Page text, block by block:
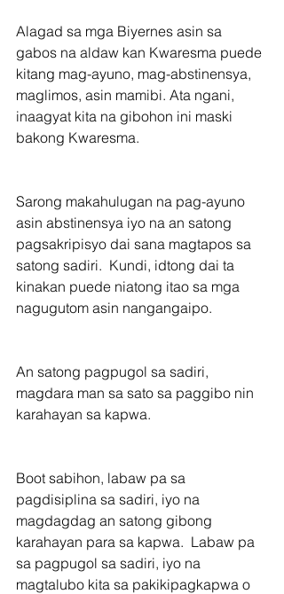
Alagad sa mga Biyernes asin sa
gabos na aldaw kan Kwaresma puede
kitang mag-ayuno, mag-abstinensya,
maglimos, asin mamibi. Ata ngani,
inaagyat kita na gibohon ini maski
bakong Kwaresma.
Sarong makahulugan na pag-ayuno
asin abstinensya iyo na an satong
pagsakripisyo dai sana magtapos sa
satong sadiri.  Kundi, idtong dai ta
kinakan puede niatong itao sa mga
nagugutom asin nangangaipo.
An satong pagpugol sa sadiri,
magdara man sa sato sa paggibo nin
karahayan sa kapwa.
Boot sabihon, labaw pa sa
pagdisiplina sa sadiri, iyo na
magdagdag an satong gibong
karahayan para sa kapwa.  Labaw pa
sa pagpugol sa sadiri, iyo na
magtalubo kita sa pakikipagkapwa o